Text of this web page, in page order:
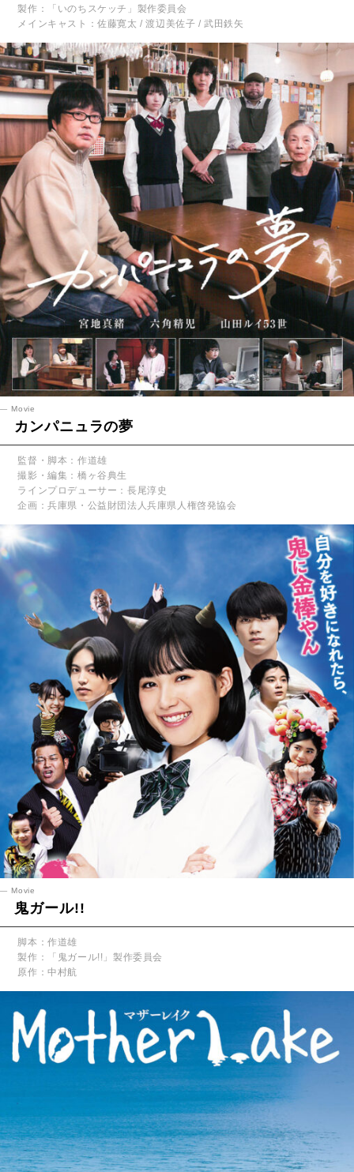
製作：「いのちスケッチ」製作委員会
メインキャスト：佐藤寛太 / 渡辺美佐子 / 武田鉄矢
カンパニュラの夢
Movie
監督・脚本：作道雄
撮影・編集：橋ヶ谷典生
ラインプロデューサー：長尾淳史
企画：兵庫県・公益財団法人兵庫県人権啓発協会
鬼ガール!!
Movie
脚本：作道雄
製作：「鬼ガール!!」製作委員会
原作：中村航